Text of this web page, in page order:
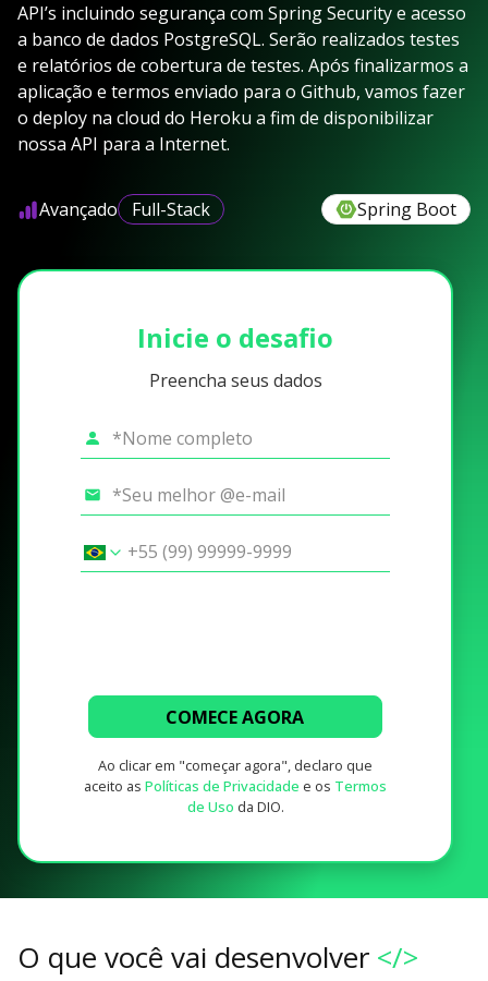
API’s incluindo segurança com Spring Security e acesso
a banco de dados PostgreSQL. Serão realizados testes
e relatórios de cobertura de testes. Após finalizarmos a
aplicação e termos enviado para o Github, vamos fazer
o deploy na cloud do Heroku a fim de disponibilizar
nossa API para a Internet.
Avançado Full-Stack Spring Boot
Inicie o desafio
Preencha seus dados
COMECE AGORA
Ao clicar em "começar agora", declaro que
aceito as Políticas de Privacidade e os Termos
de Uso da DIO.
O que você vai desenvolver </>